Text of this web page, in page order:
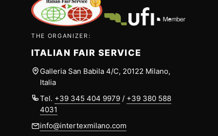
THE ORGANIZER:
ITALIAN FAIR SERVICE
Galleria San Babila 4/C, 20122 Milano,
Italia
Tel. +39 345 404 9979 / +39 380 588
4031
info@intertexmilano.com